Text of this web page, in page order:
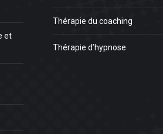
et
Thérapie du coaching
Thérapie d’hypnose